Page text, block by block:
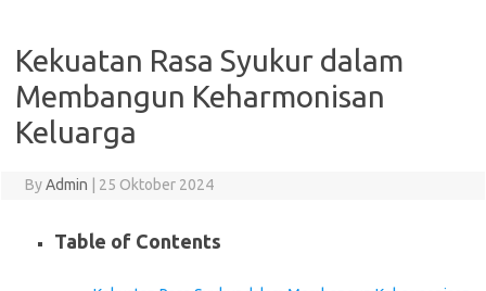
Kekuatan Rasa Syukur dalam
Membangun Keharmonisan
Keluarga
ByAdmin 25 Oktober 2024
Table of Contents